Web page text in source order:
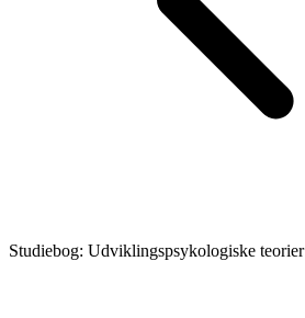
Studiebog: Udviklingspsykologiske teorier